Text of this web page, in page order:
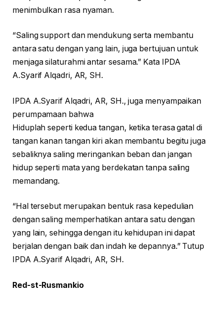
menimbulkan rasa nyaman.
“Saling support dan mendukung serta membantu
antara satu dengan yang lain, juga bertujuan untuk
menjaga silaturahmi antar sesama.” Kata IPDA
A.Syarif Alqadri, AR, SH.
IPDA A.Syarif Alqadri, AR, SH., juga menyampaikan
perumpamaan bahwa
Hiduplah seperti kedua tangan, ketika terasa gatal di
tangan kanan tangan kiri akan membantu begitu juga
sebaliknya saling meringankan beban dan jangan
hidup seperti mata yang berdekatan tanpa saling
memandang.
“Hal tersebut merupakan bentuk rasa kepedulian
dengan saling memperhatikan antara satu dengan
yang lain, sehingga dengan itu kehidupan ini dapat
berjalan dengan baik dan indah ke depannya.” Tutup
IPDA A.Syarif Alqadri, AR, SH.
Red-st-Rusmankio